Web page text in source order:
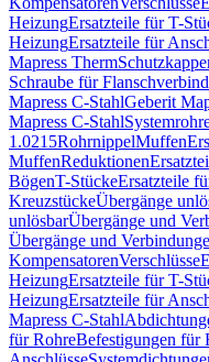
HeizungErsatzteile für T-
HeizungErsatzteile für
Mapress Therm
Schraube für
Mapress C-StahlGeberit
Mapress C-Stahl
1.0215RohrnippelMuffen
MuffenReduktionen
BögenT-StückeErsatzteile
KreuzstückeÜbergänge
unlösbarÜbergänge und
Übergänge und
KompensatorenVerschlüsse
HeizungErsatzteile für T-
HeizungErsatzteile für
Mapress C-Stahl
für RohreBefestigungen für